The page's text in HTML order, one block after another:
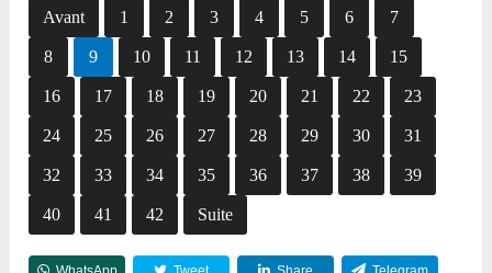
Avant 1 2 3 4 5 6 7
8 9 10 11 12 13 14 15
16 17 18 19 20 21 22 23
24 25 26 27 28 29 30 31
32 33 34 35 36 37 38 39
40 41 42 Suite